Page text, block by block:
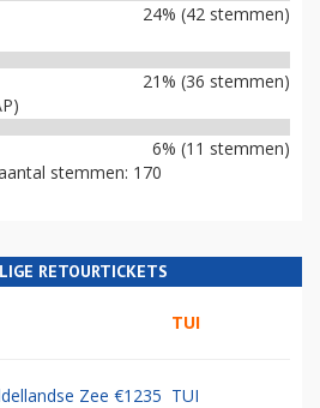
24% (42 stemmen)
21% (36 stemmen)
6% (11 stemmen)
stemmen: 170
RETOURTICKETS
TUI
Zee €1235 TUI